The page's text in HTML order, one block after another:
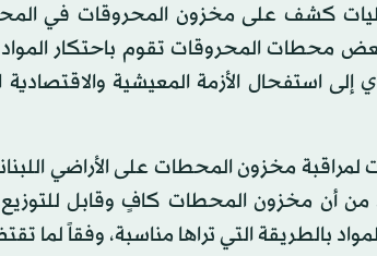
كشف على مخزون المحروقات في
بعض محطات المحروقات تقوم باحتكار
استفحال الأزمة المعيشية
لمراقبة مخزون المحطات على الأراضي
من أن مخزون المحطات كافٍ وقابل
بالطريقة التي تراها مناسبة، وفقاً لما